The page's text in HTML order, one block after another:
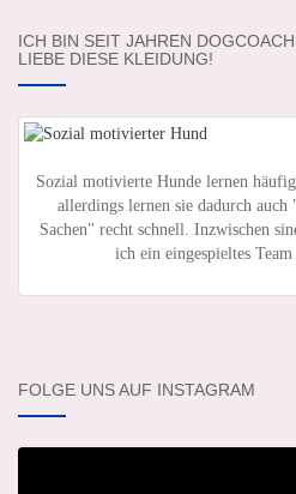
ICH BIN SEIT JAHREN
LIEBE DIESE KLEIDUNG!
Sozial motivierte Hunde lernen
allerdings lernen sie dadurch auch
Sachen" recht schnell. Inzwischen
ich ein eingespieltes Team
FOLGE UNS AUF INSTAGRAM